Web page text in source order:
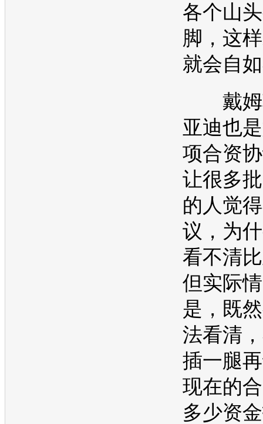
各个山
脚，这
就会自
戴姆
亚迪也
项合资
让很多
的人觉
议，为
看不清
但实际
是，既
法看清
插一腿
现在的
多少资